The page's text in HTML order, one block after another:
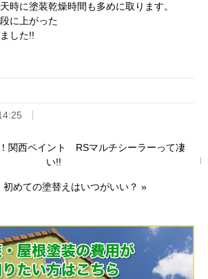
時に塗装乾燥時間も多めに取ります。
に上がった
した!!
関西ペイント RSマルチシーラーって凄
い!!
初めての塗替えはいつがいい？ »